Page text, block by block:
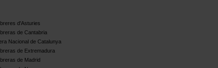
d'Asturies
de Cantabria
Nacional de Catalunya
de Extremadura
de Madrid